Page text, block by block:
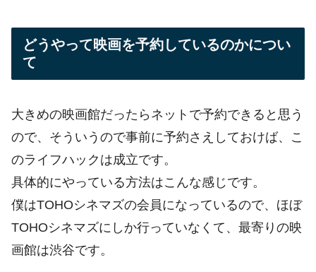
どうやって映画を予約しているのかについ
て
大きめの映画館だったらネットで予約できると思う
ので、そういうので事前に予約さえしておけば、こ
のライフハックは成立です。
具体的にやっている方法はこんな感じです。
僕はTOHOシネマズの会員になっているので、ほぼ
TOHOシネマズにしか行っていなくて、最寄りの映
画館は渋谷です。